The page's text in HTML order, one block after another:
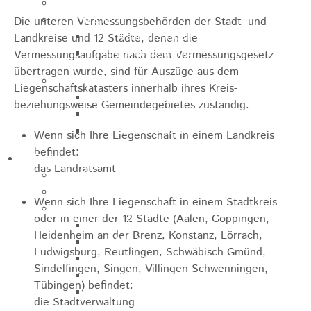
Wahlen
Wahlen Aktuell
Wahlinformation
Nachhaltige Stadtentwicklung
Heubach gestalten
Online Beteiligung
Zukunfts Team
Freizeit / Tourismus
Gastgeber
Museen & Sammlungen
Schloss
Miedermuseum
Heimatmuseum
Polizeimuseum
Haus Anna Vetter
Die unteren Vermessungsbehörden der Stadt- und
Landkreise und 12 Städte, denen die
Vermessungsaufgabe nach dem Vermessungsgesetz
übertragen wurde, sind für Auszüge aus dem
Liegenschaftskatasters innerhalb ihres Kreis-
beziehungsweise Gemeindegebietes zuständig.
Wenn sich Ihre Liegenschaft in einem Landkreis
befindet:
das Landratsamt
Wenn sich Ihre Liegenschaft in einem Stadtkreis
oder in einer der 12 Städte (Aalen, Göppingen,
Heidenheim an der Brenz, Konstanz, Lörrach,
Ludwigsburg, Reutlingen, Schwäbisch Gmünd,
Sindelfingen, Singen, Villingen-Schwenningen,
Tübingen) befindet:
die Stadtverwaltung